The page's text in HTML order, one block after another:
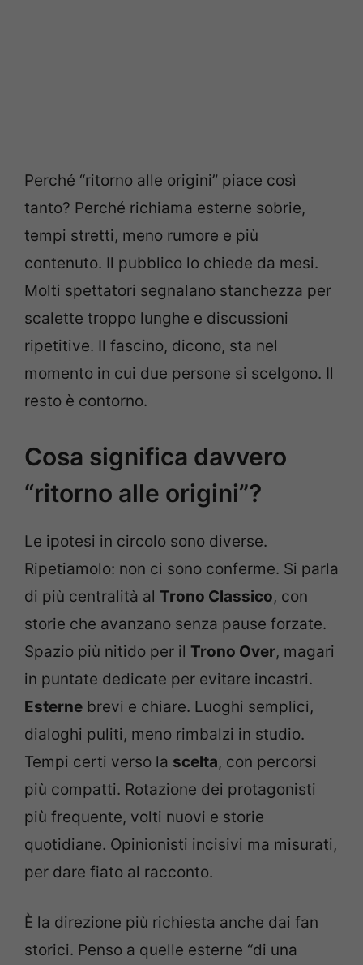
Perché “ritorno alle origini” piace così
tanto? Perché richiama esterne sobrie,
tempi stretti, meno rumore e più
contenuto. Il pubblico lo chiede da mesi.
Molti spettatori segnalano stanchezza per
scalette troppo lunghe e discussioni
ripetitive. Il fascino, dicono, sta nel
momento in cui due persone si scelgono. Il
resto è contorno.
Cosa significa davvero
“ritorno alle origini”?
Le ipotesi in circolo sono diverse.
Ripetiamolo: non ci sono conferme. Si parla
di più centralità al Trono Classico, con
storie che avanzano senza pause forzate.
Spazio più nitido per il Trono Over, magari
in puntate dedicate per evitare incastri.
Esterne brevi e chiare. Luoghi semplici,
dialoghi puliti, meno rimbalzi in studio.
Tempi certi verso la scelta, con percorsi
più compatti. Rotazione dei protagonisti
più frequente, volti nuovi e storie
quotidiane. Opinionisti incisivi ma misurati,
per dare fiato al racconto.
È la direzione più richiesta anche dai fan
storici. Penso a quelle esterne “di una